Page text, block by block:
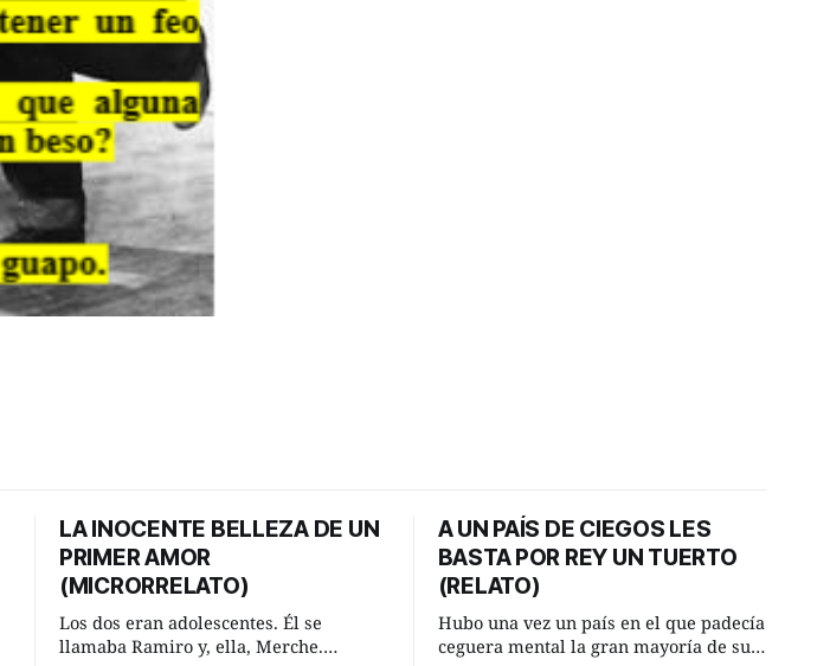
LA INOCENTE BELLEZA DE UN
PRIMER AMOR
(MICRORRELATO)
Los dos eran adolescentes. Él se
llamaba Ramiro y, ella, Merche.
A UN PAÍS DE CIEGOS LES
BASTA POR REY UN TUERTO
(RELATO)
Hubo una vez un país en el que padecía
ceguera mental la gran mayoría de sus